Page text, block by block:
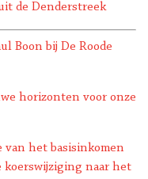
de Denderstreek
Boon bij De Roode
horizonten voor onze
van het basisinkomen
koerswijziging naar het